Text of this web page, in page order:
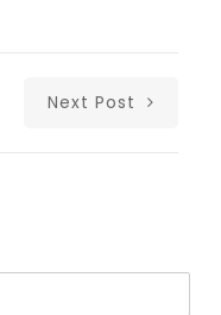
Next Post